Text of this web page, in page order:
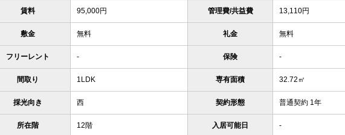
賃料 95,000円 管理費/共益費 13,110円
敷金 無料 礼金 無料
フリーレント - 保険 -
間取り 1LDK 専有面積 32.72㎡
採光向き 西 契約形態 普通契約 1年
所在階 12階 入居可能日 -